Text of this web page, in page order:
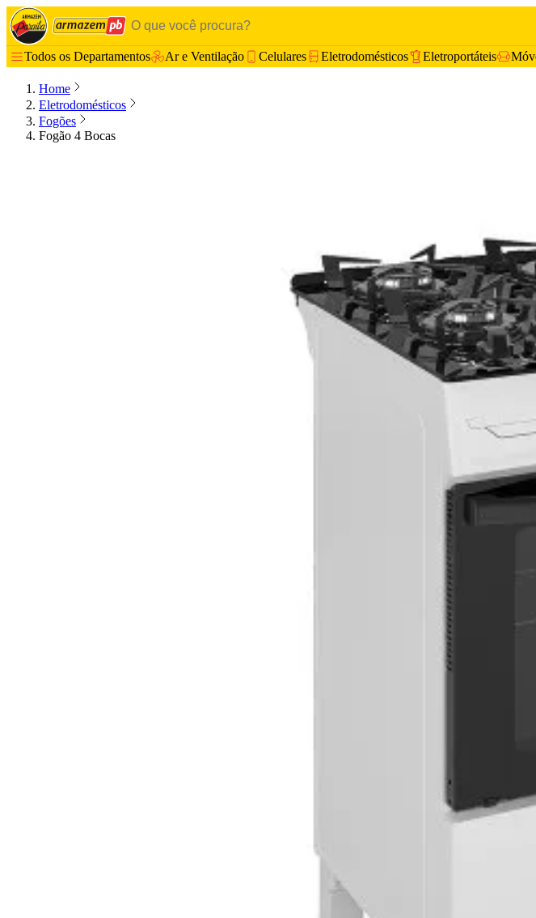
Todos os Departamentos Ar e Ventilação Celulares Eletrodomésticos Eletroportáteis
Home
Eletrodomésticos
Fogões
Fogão 4 Bocas